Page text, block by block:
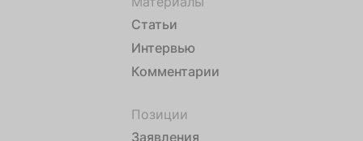
Статьи
Интервью
Комментарии
Позиции
Заявления